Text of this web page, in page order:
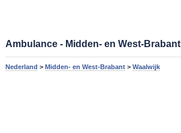
Ambulance - Midden- en West-Brabant
Nederland > Midden- en West-Brabant> Waalwijk